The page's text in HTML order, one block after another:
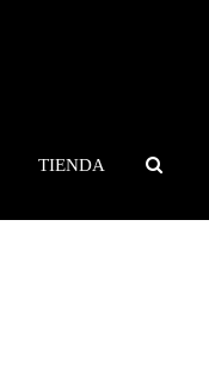
TIENDA